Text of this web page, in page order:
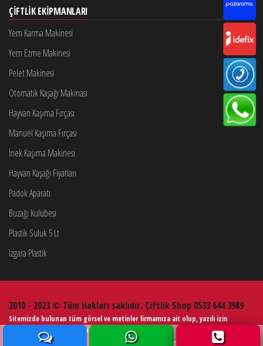
ÇIFTLIK EKIPMANLARI
Yem Karma Makinesi
Yem Ezme Makinesi
Pelet Makinesi
Otomatik Kaşağı Makinası
Hayvan Kaşıma Fırçası
Manuel Kaşıma Fırçası
İnek Kaşıma Makinesi
Hayvan Kaşağı Fiyatları
Padok Aparatı
Buzağı Kulübesi
Plastik Suluk 5 Lt
Izgara Plastik
2010 - 2023 © Tüm Hakları saklıdır. Çiftlik Shop 0533 644 3989
Sitemizde bulunan tüm görsel ve metinler firmamıza ait olup, yazılı izin
alınmadan kullanımı kesinlikle yasaktır.
Çiftlik Ekipmanları
Web Tasarım